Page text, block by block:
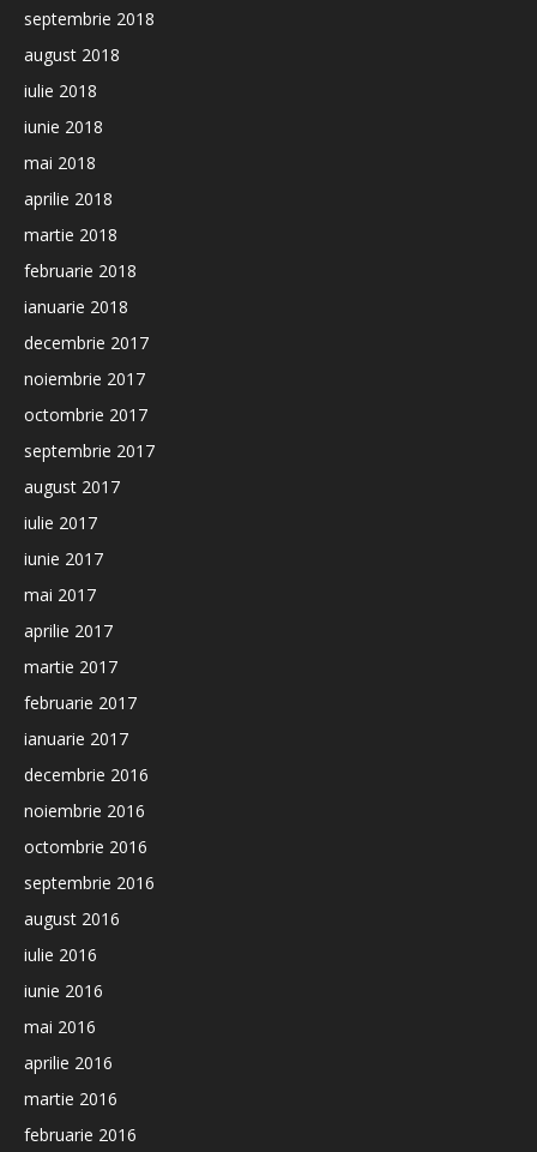
septembrie 2018
august 2018
iulie 2018
iunie 2018
mai 2018
aprilie 2018
martie 2018
februarie 2018
ianuarie 2018
decembrie 2017
noiembrie 2017
octombrie 2017
septembrie 2017
august 2017
iulie 2017
iunie 2017
mai 2017
aprilie 2017
martie 2017
februarie 2017
ianuarie 2017
decembrie 2016
noiembrie 2016
octombrie 2016
septembrie 2016
august 2016
iulie 2016
iunie 2016
mai 2016
aprilie 2016
martie 2016
februarie 2016